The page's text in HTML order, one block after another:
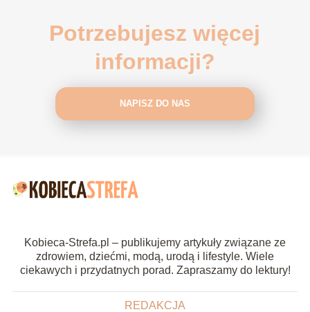
Potrzebujesz więcej
informacji?
NAPISZ DO NAS
Kobieca-Strefa.pl – publikujemy artykuły związane ze
zdrowiem, dziećmi, modą, urodą i lifestyle. Wiele
ciekawych i przydatnych porad. Zapraszamy do lektury!
REDAKCJA